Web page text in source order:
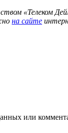
«Телеком
на сайте
или